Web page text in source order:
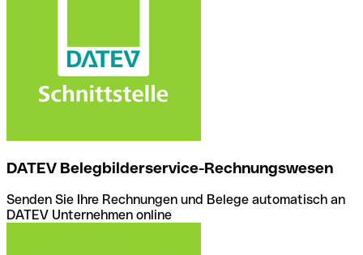
DATEV Belegbilderservice-Rechnungswesen
Senden Sie Ihre Rechnungen und Belege automatisch an
DATEV Unternehmen online